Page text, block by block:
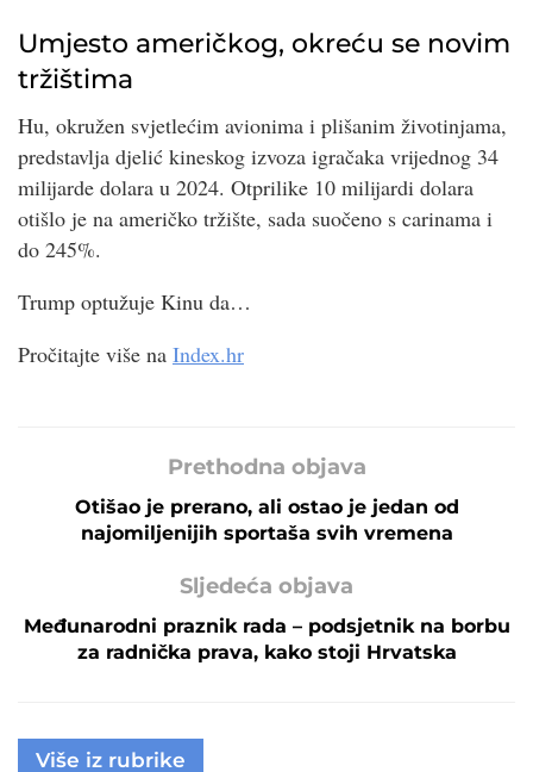
Umjesto američkog, okreću se novim
tržištima
Hu, okružen svjetlećim avionima i plišanim životinjama,
predstavlja djelić kineskog izvoza igračaka vrijednog 34
milijarde dolara u 2024. Otprilike 10 milijardi dolara
otišlo je na američko tržište, sada suočeno s carinama i
do 245%.
Trump optužuje Kinu da…
Pročitajte više na Index.hr
Prethodna objava
Otišao je prerano, ali ostao je jedan od
najomiljenijih sportaša svih vremena
Sljedeća objava
Međunarodni praznik rada – podsjetnik na borbu
za radnička prava, kako stoji Hrvatska
Više iz rubrike